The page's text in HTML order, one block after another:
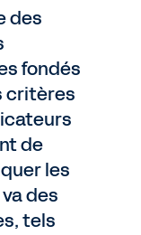
des
fondés
critères
de
les
des
tels